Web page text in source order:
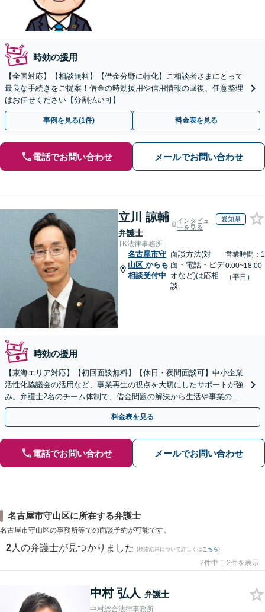
時効の援用
【全国対応】【相談無料】【借金分野に特化】ご相談者さまにとって
最良な手続きをご提案！借金の時効援用や信用情報の回復、任意整理
はお任せください【分割払い可】
事例を見る(1件) 料金表を見る
電話でお問い合わせ メールでお問い合わせ
立川 諒輔
弁護士
インタビュ
ーを見る
愛知県
TK法律事務所
名古屋市守
山区 からも
相談受付中
面談方法(対
面・電話・ビデ
オなど)は応相
談
営業時間：1
0:00~18:00
（平日）
時効の援用
【東海エリア対応】【初回面談無料】【休日・夜間面談可】中小企業
活性化協議会の活用など、事業再生の視点を大切にしたサポートが強
み。弁護士2名のチーム体制で、借金問題の解決から生活や事業の立
て直しまで丁寧に寄り添います。【法人・個人】
料金表を見る
電話でお問い合わせ メールでお問い合わせ
名古屋市守山区に所在する弁護士
名古屋市守山区の事務所等での面談予約が可能です。
2 人の弁護士が見つかりました (検索結果について詳しくは こちら)
2件中 1-2件を表示
中村 弘人 弁護士
中村総合法律事務所